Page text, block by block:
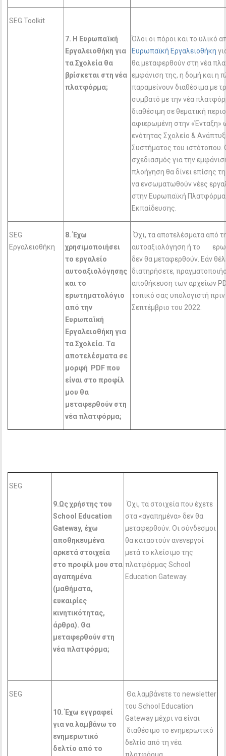
SEG Toolkit
7. Η Ευρωπαϊκή
Eργαλειοθήκη για
τα Σχολεία θα
βρίσκεται στη νέα
πλατφόρμα;
Όλοι οι πόροι και το υλικό
Ευρωπαϊκή Εργαλειοθήκη
θα μεταφερθούν στη νέα
εμφάνιση της, η δομή και η
παραμείνουν διαθέσιμα με
συμβατό με την νέα
διαθέσιμη σε θεματική
αφιερωμένη στην «Ένταξη»
ενότητας Σχολείο &
Συστήματος του ιστότοπου.
σχεδιασμός για την
πλοήγηση θα δίνει επίσης
να ενσωματωθούν νέες
στην Ευρωπαϊκή
Εκπαίδευσης.
SEG
Εργαλειοθήκη
8. Έχω
χρησιμοποιήσει
το εργαλείο
αυτοαξιολόγησης
και το
ερωτηματολόγιο
από την
Ευρωπαϊκή
Εργαλειοθήκη για
τα Σχολεία. Τα
αποτελέσματα σε
μορφή PDF που
είναι στο προφίλ
μου θα
μεταφερθούν στη
νέα πλατφόρμα;
Όχι, τα αποτελέσματα από
αυτοαξιολόγηση ή το
δεν θα μεταφερθούν. Εάν
διατηρήσετε,
αποθήκευση των αρχείων
τοπικό σας υπολογιστή
Σεπτέμβριο του 2022.
SEG
9.Ως χρήστης του
School
Education
Gateway, έχω
αποθηκευμένα
αρκετά στοιχεία
στο προφίλ μου στα
αγαπημένα
(μαθήματα,
ευκαιρίες
κινητικότητας,
άρθρα). Θα
μεταφερθούν στη
νέα πλατφόρμα;
Όχι, τα στοιχεία που έχετε
στα «αγαπημένα» δεν θα
μεταφερθούν. Οι σύνδεσμοι
θα καταστούν ανενεργοί
μετά το κλείσιμο της
πλατφόρμας School
Education Gateway.
SEG
10. Έχω εγγραφεί
για να λαμβάνω το
ενημερωτικό
δελτίο από το
Θα λαμβάνετε το newsletter
του School Education
Gateway μέχρι να είναι
διαθέσιμο το ενημερωτικό
δελτίο από τη νέα